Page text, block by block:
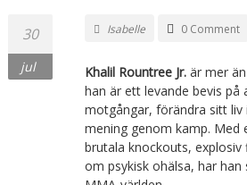
30
jul
Isabelle 0 Comment
Khalil Rountree Jr.är mer än
han är ett levande bevis på
motgångar, förändra sitt liv
mening genom kamp. Med
brutala knockouts,
om psykisk ohälsa, har han